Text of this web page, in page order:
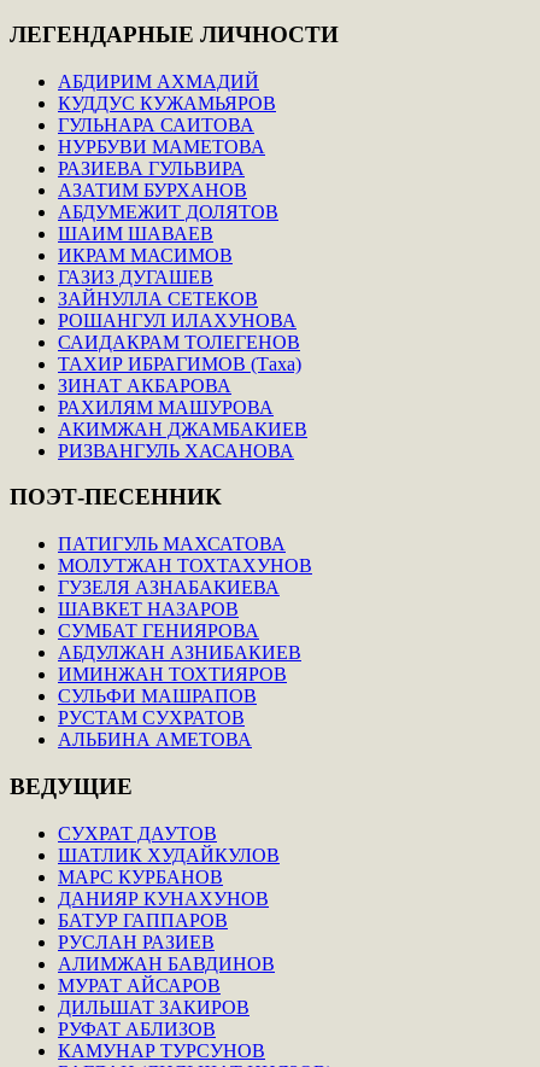
ЛЕГЕНДАРНЫЕ ЛИЧНОСТИ
АБДИРИМ АХМАДИЙ
КУДДУС КУЖАМЬЯРОВ
ГУЛЬНАРА САИТОВА
НУРБУВИ МАМЕТОВА
РАЗИЕВА ГУЛЬВИРА
АЗАТИМ БУРХАНОВ
АБДУМЕЖИТ ДОЛЯТОВ
ШАИМ ШАВАЕВ
ИКРАМ МАСИМОВ
ГАЗИЗ ДУГАШЕВ
ЗАЙНУЛЛА СЕТЕКОВ
РОШАНГУЛ ИЛАХУНОВА
САИДАКРАМ ТОЛЕГЕНОВ
ТАХИР ИБРАГИМОВ (Таха)
ЗИНАТ АКБАРОВА
РАХИЛЯМ МАШУРОВА
АКИМЖАН ДЖАМБАКИЕВ
РИЗВАНГУЛЬ ХАСАНОВА
ПОЭТ-ПЕСЕННИК
ПАТИГУЛЬ МАХСАТОВА
МОЛУТЖАН ТОХТАХУНОВ
ГУЗЕЛЯ АЗНАБАКИЕВА
ШАВКЕТ НАЗАРОВ
СУМБАТ ГЕНИЯРОВА
АБДУЛЖАН АЗНИБАКИЕВ
ИМИНЖАН ТОХТИЯРОВ
СУЛЬФИ МАШРАПОВ
РУСТАМ СУХРАТОВ
АЛЬБИНА АМЕТОВА
ВЕДУЩИЕ
СУХРАТ ДАУТОВ
ШАТЛИК ХУДАЙКУЛОВ
МАРС КУРБАНОВ
ДАНИЯР КУНАХУНОВ
БАТУР ГАППАРОВ
РУСЛАН РАЗИЕВ
АЛИМЖАН БАВДИНОВ
МУРАТ АЙСАРОВ
ДИЛЬШАТ ЗАКИРОВ
РУФАТ АБЛИЗОВ
КАМУНАР ТУРСУНОВ